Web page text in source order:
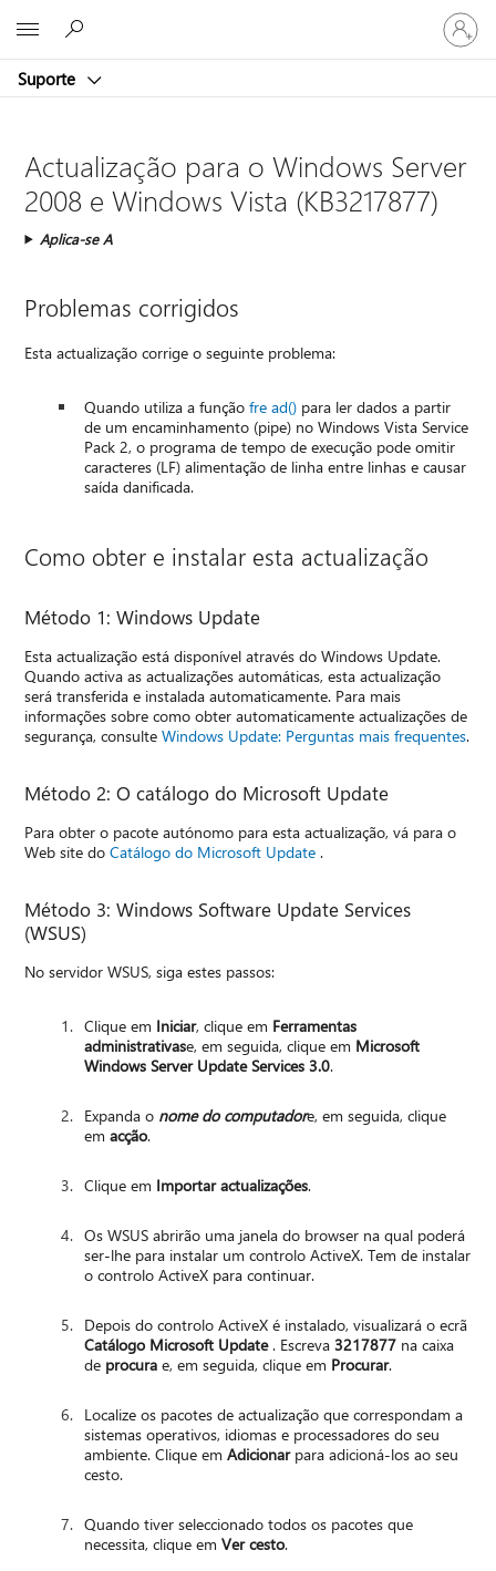
Suporte
Iniciar
sessão
na
Actualização para o Windows Server
2008 e Windows Vista (KB3217877)
Aplica-se A
Problemas corrigidos
Esta actualização corrige o seguinte problema:
Quando utiliza a funçãofre ad() para ler dados a partir
de um encaminhamento (pipe) no Windows Vista Service
Pack 2, o programa de tempo de execução pode omitir
caracteres (LF) alimentação de linha entre linhas e causar
saída danificada.
Como obter e instalar esta actualização
Método 1: Windows Update
Esta actualização está disponível através do Windows Update.
Quando activa as actualizações automáticas, esta actualização
será transferida e instalada automaticamente. Para mais
informações sobre como obter automaticamente actualizações de
segurança, consulteWindows Update: Perguntas mais frequentes.
Método 2: O catálogo do Microsoft Update
Para obter o pacote autónomo para esta actualização, vá para o
Web site doCatálogo do Microsoft Update .
Método 3: Windows Software Update Services
(WSUS)
No servidor WSUS, siga estes passos:
Clique em Iniciar, clique em Ferramentas
administrativase, em seguida, clique em Microsoft
Windows Server Update Services 3.0.
Expanda o nome do computadore, em seguida, clique
emacção.
Clique em Importar actualizações.
Os WSUS abrirão uma janela do browser na qual poderá
ser-lhe para instalar um controlo ActiveX. Tem de instalar
o controlo ActiveX para continuar.
Depois do controlo ActiveX é instalado, visualizará o ecrã
Catálogo Microsoft Update. Escreva3217877 na caixa
de procura e, em seguida, clique em Procurar.
Localize os pacotes de actualização que correspondam a
sistemas operativos, idiomas e processadores do seu
ambiente. Clique emAdicionarpara adicioná-los ao seu
cesto.
Quando tiver seleccionado todos os pacotes que
necessita, clique emVer cesto.